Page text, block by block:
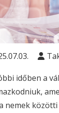
időben a
nemek